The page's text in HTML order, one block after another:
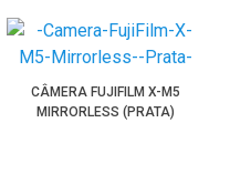
CÂMERA FUJIFILM X-M5
MIRRORLESS (PRATA)